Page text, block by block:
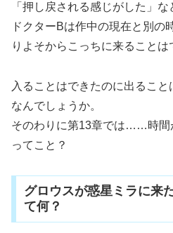
「押し戻される感じがした」な
ドクターBは作中の現在と別の
りよそからこっちに来ることは
入ることはできたのに出るこ
なんでしょうか。
そのわりに第13章では……時間
ってこと？
グロウスが惑星ミラに来
て何？